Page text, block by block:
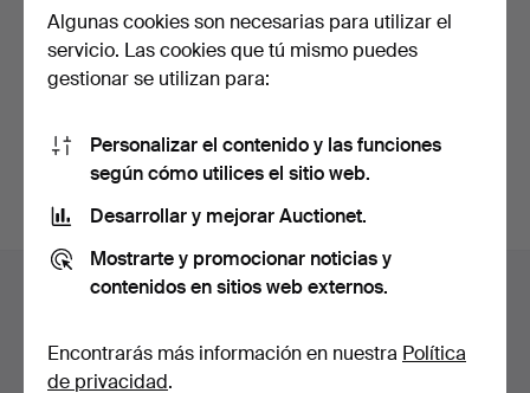
o iniciar sesión a través de Facebook
Navegación
pie
Ayuda y contacto
Todas las casas de subastas
Algunas cookies son necesarias para utilizar el
servicio. Las cookies que tú mismo puedes
gestionar se utilizan para:
Personalizar el contenido y las funciones
según cómo utilices el sitio web.
Desarrollar y mejorar Auctionet.
Mostrarte y promocionar noticias y
contenidos en sitios web externos.
Encontrarás más información en nuestra Política
de privacidad.